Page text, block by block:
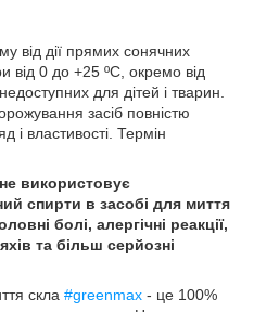
від дії прямих сонячних
від 0 до +25 ºС, окремо від
для дітей і тварин.
засіб повністю
і властивості. Термін
не використовує
спирти в засобі для миття
болі, алергічні реакції,
та більш серйозні
скла #greenmax - це 100%